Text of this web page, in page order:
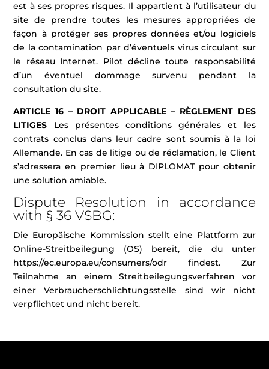
est à ses propres risques. Il appartient à l’utilisateur du
site de prendre toutes les mesures appropriées de
façon à protéger ses propres données et/ou logiciels
de la contamination par d’éventuels virus circulant sur
le réseau Internet. Pilot décline toute responsabilité
d’un éventuel dommage survenu pendant la
consultation du site.
ARTICLE 16 – DROIT APPLICABLE – RÈGLEMENT DES
LITIGES Les présentes conditions générales et les
contrats conclus dans leur cadre sont soumis à la loi
Allemande. En cas de litige ou de réclamation, le Client
s’adressera en premier lieu à DIPLOMAT pour obtenir
une solution amiable.
Dispute Resolution in accordance
with § 36 VSBG:
Die Europäische Kommission stellt eine Plattform zur
Online-Streitbeilegung (OS) bereit, die du unter
https://ec.europa.eu/consumers/odr findest. Zur
Teilnahme an einem Streitbeilegungsverfahren vor
einer Verbraucherschlichtungsstelle sind wir nicht
verpflichtet und nicht bereit.